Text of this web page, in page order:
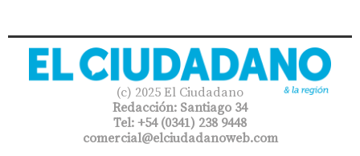
(c) 2025 El Ciudadano
Redacción: Santiago 34
Tel: +54 (0341) 238 9448
comercial@elciudadanoweb.com​